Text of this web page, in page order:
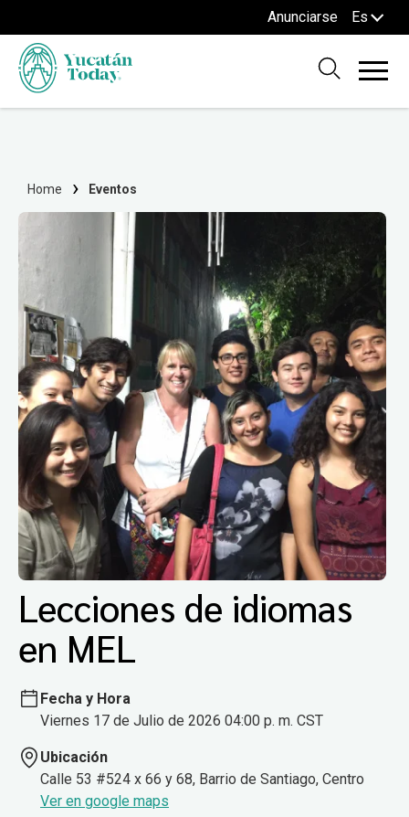
Anunciarse Es
Home Eventos
Lecciones de idiomas
en MEL
Fecha y Hora
Viernes 17 de Julio de 2026 04:00 p. m. CST
Ubicación
Calle 53 #524 x 66 y 68, Barrio de Santiago, Centro
Ver en google maps